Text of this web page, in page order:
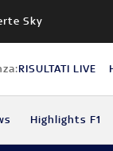
Sky
RISULTATI LIVE
Highlights F1